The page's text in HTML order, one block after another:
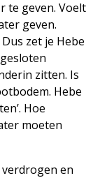
te geven. Voelt
geven.
zet je Hebe
zitten. Is
Hebe
Hoe
moeten
en